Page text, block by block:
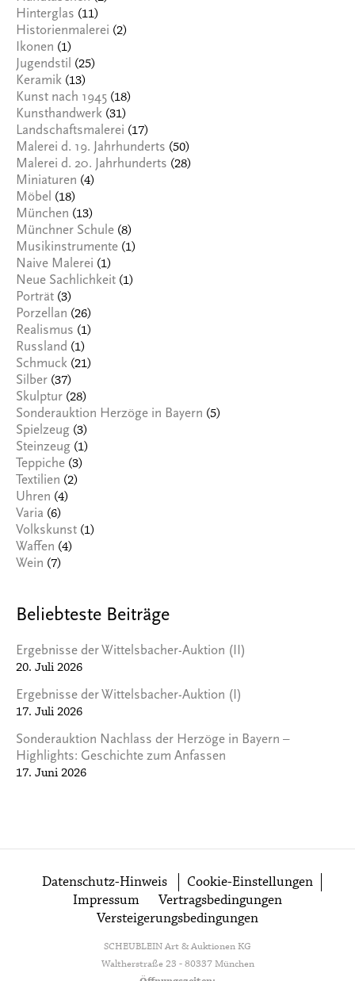
Hinterglas (11)
Historienmalerei (2)
Ikonen (1)
Jugendstil (25)
Keramik (13)
Kunst nach 1945 (18)
Kunsthandwerk (31)
Landschaftsmalerei (17)
Malerei d. 19. Jahrhunderts (50)
Malerei d. 20. Jahrhunderts (28)
Miniaturen (4)
Möbel (18)
München (13)
Münchner Schule (8)
Musikinstrumente (1)
Naive Malerei (1)
Neue Sachlichkeit (1)
Porträt (3)
Porzellan (26)
Realismus (1)
Russland (1)
Schmuck (21)
Silber (37)
Skulptur (28)
Sonderauktion Herzöge in Bayern (5)
Spielzeug (3)
Steinzeug (1)
Teppiche (3)
Textilien (2)
Uhren (4)
Varia (6)
Volkskunst (1)
Waffen (4)
Wein (7)
Beliebteste Beiträge
Ergebnisse der Wittelsbacher-Auktion (II)
20. Juli 2026
Ergebnisse der Wittelsbacher-Auktion (I)
17. Juli 2026
Sonderauktion Nachlass der Herzöge in Bayern –
Highlights: Geschichte zum Anfassen
17. Juni 2026
Datenschutz-Hinweis
Cookie-Einstellungen
Impressum
Vertragsbedingungen
Versteigerungsbedingungen
SCHEUBLEIN Art & Auktionen KG
Waltherstraße 23 - 80337 München